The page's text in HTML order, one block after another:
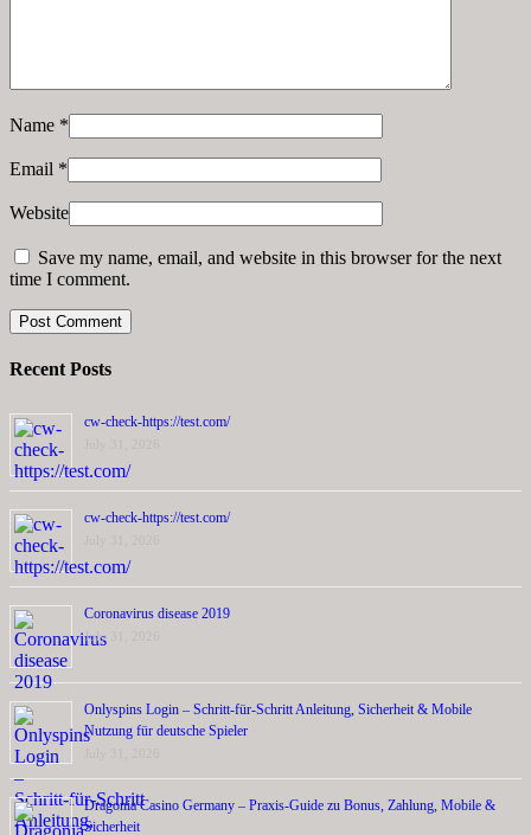
Name *
Email *
Website
Save my name, email, and website in this browser for the next
time I comment.
Recent Posts
cw-check-https://test.com/
cw-check-https://test.com/
Coronavirus disease 2019
July 31, 2026
Onlyspins Login – Schritt‑für‑Schritt Anleitung, Sicherheit & Mobile
Nutzung für deutsche Spieler
Dragonia Casino Germany – Praxis‑Guide zu Bonus, Zahlung, Mobile &
Sicherheit